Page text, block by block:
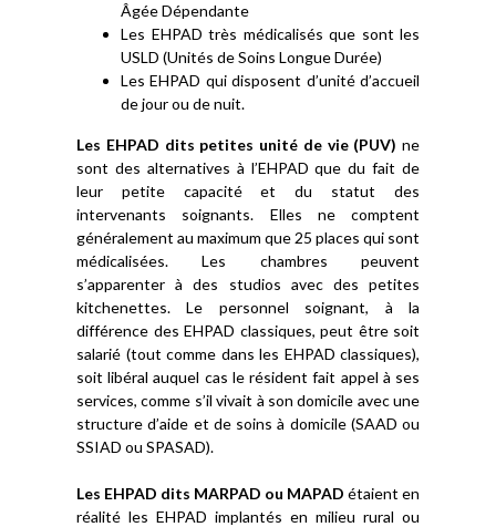
Âgée Dépendante
Les EHPAD très médicalisés que sont les
USLD (Unités de Soins Longue Durée)
Les EHPAD qui disposent d’unité d’accueil
de jour ou de nuit.
Les EHPAD dits petites unité de vie (PUV) ne
sont des alternatives à l’EHPAD que du fait de
leur petite capacité et du statut des
intervenants soignants. Elles ne comptent
généralement au maximum que 25 places qui sont
médicalisées. Les chambres peuvent
s’apparenter à des studios avec des petites
kitchenettes. Le personnel soignant, à la
différence des EHPAD classiques, peut être soit
salarié (tout comme dans les EHPAD classiques),
soit libéral auquel cas le résident fait appel à ses
services, comme s’il vivait à son domicile avec une
structure d’aide et de soins à domicile (SAAD ou
SSIAD ou SPASAD).
Les EHPAD dits MARPAD ou MAPAD étaient en
réalité les EHPAD implantés en milieu rural ou